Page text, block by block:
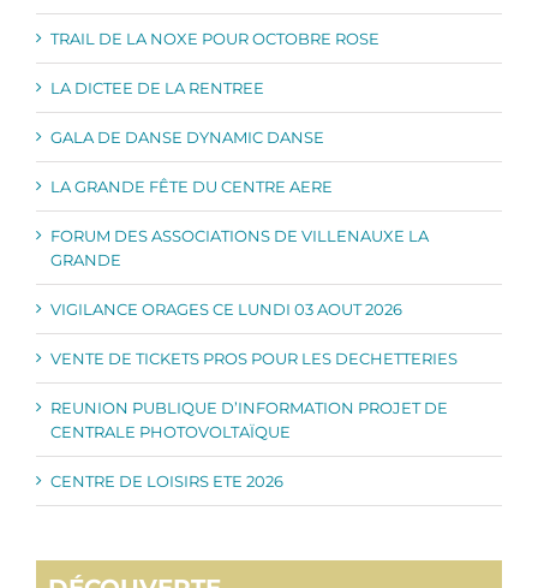
TRAIL DE LA NOXE POUR OCTOBRE ROSE
LA DICTEE DE LA RENTREE
GALA DE DANSE DYNAMIC DANSE
LA GRANDE FÊTE DU CENTRE AERE
FORUM DES ASSOCIATIONS DE VILLENAUXE LA
GRANDE
VIGILANCE ORAGES CE LUNDI 03 AOUT 2026
VENTE DE TICKETS PROS POUR LES DECHETTERIES
REUNION PUBLIQUE D’INFORMATION PROJET DE
CENTRALE PHOTOVOLTAÏQUE
CENTRE DE LOISIRS ETE 2026